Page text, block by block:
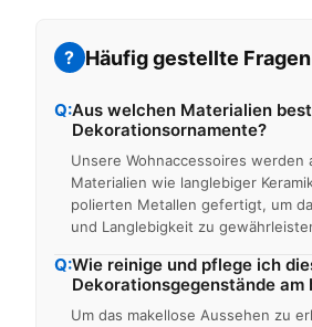
? Häufig gestellte Fragen
Q:Aus welchen Materialien
Dekorationsornamente?
Unsere Wohnaccessoires werden
Materialien wie langlebiger
polierten Metallen gefertigt, um
und Langlebigkeit zu
Q:Wie reinige und pflege ich
Dekorationsgegenstände am
Um das makellose Aussehen zu